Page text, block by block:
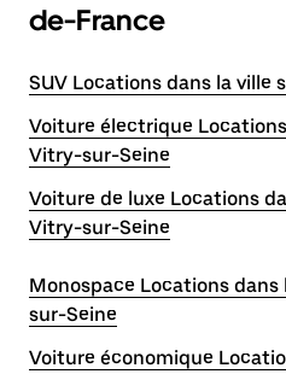
de-France
SUV Locations dans la ville
Voiture électrique
Vitry-sur-Seine
Voiture de luxe Locations
Vitry-sur-Seine
Monospace Locations
sur-Seine
Voiture économique